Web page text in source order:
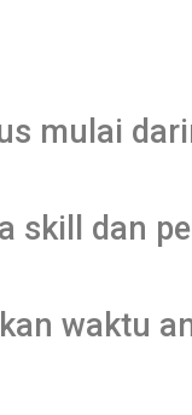
mulai
skill dan
waktu